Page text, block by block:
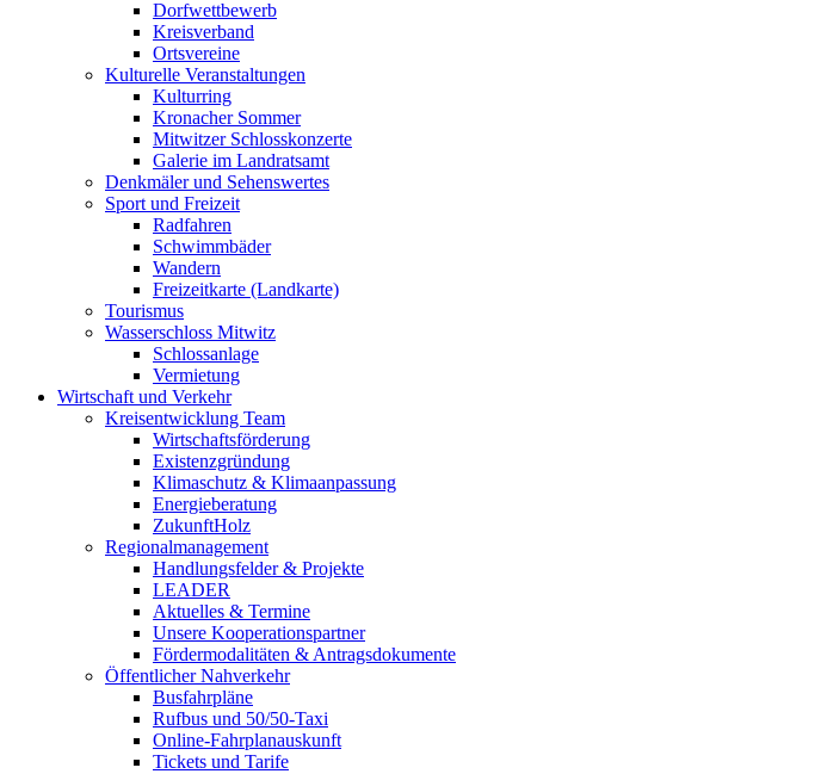
Dorfwettbewerb
Kreisverband
Ortsvereine
Kulturelle Veranstaltungen
Kulturring
Kronacher Sommer
Mitwitzer Schlosskonzerte
Galerie im Landratsamt
Denkmäler und Sehenswertes
Sport und Freizeit
Radfahren
Schwimmbäder
Wandern
Freizeitkarte (Landkarte)
Tourismus
Wasserschloss Mitwitz
Schlossanlage
Vermietung
Wirtschaft und Verkehr
Kreisentwicklung Team
Wirtschaftsförderung
Existenzgründung
Klimaschutz & Klimaanpassung
Energieberatung
ZukunftHolz
Regionalmanagement
Handlungsfelder & Projekte
LEADER
Aktuelles & Termine
Unsere Kooperationspartner
Fördermodalitäten & Antragsdokumente
Öffentlicher Nahverkehr
Busfahrpläne
Rufbus und 50/50-Taxi
Online-Fahrplanauskunft
Tickets und Tarife